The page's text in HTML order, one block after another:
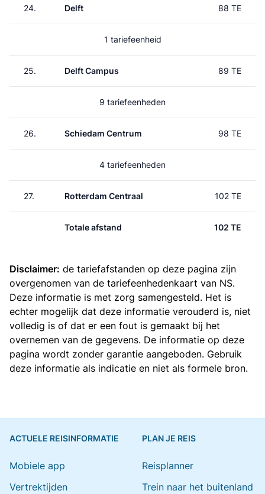
24. Delft 88 TE
1 tariefeenheid
25. Delft Campus 89 TE
9 tariefeenheden
26. Schiedam Centrum 98 TE
4 tariefeenheden
27. Rotterdam Centraal 102 TE
Totale afstand 102 TE
Disclaimer: de tariefafstanden op deze pagina zijn
overgenomen van de tariefeenhedenkaart van NS.
Deze informatie is met zorg samengesteld. Het is
echter mogelijk dat deze informatie verouderd is, niet
volledig is of dat er een fout is gemaakt bij het
overnemen van de gegevens. De informatie op deze
pagina wordt zonder garantie aangeboden. Gebruik
deze informatie als indicatie en niet als formele bron.
ACTUELE REISINFORMATIE
Mobiele app
Vertrektijden
PLAN JE REIS
Reisplanner
Trein naar het buitenland